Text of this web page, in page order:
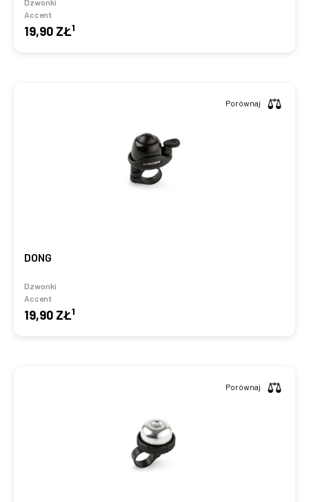
Dzwonki
Accent
19,90 ZŁ1
DONG
Dzwonki
Accent
19,90 ZŁ1
Porównaj
Porównaj